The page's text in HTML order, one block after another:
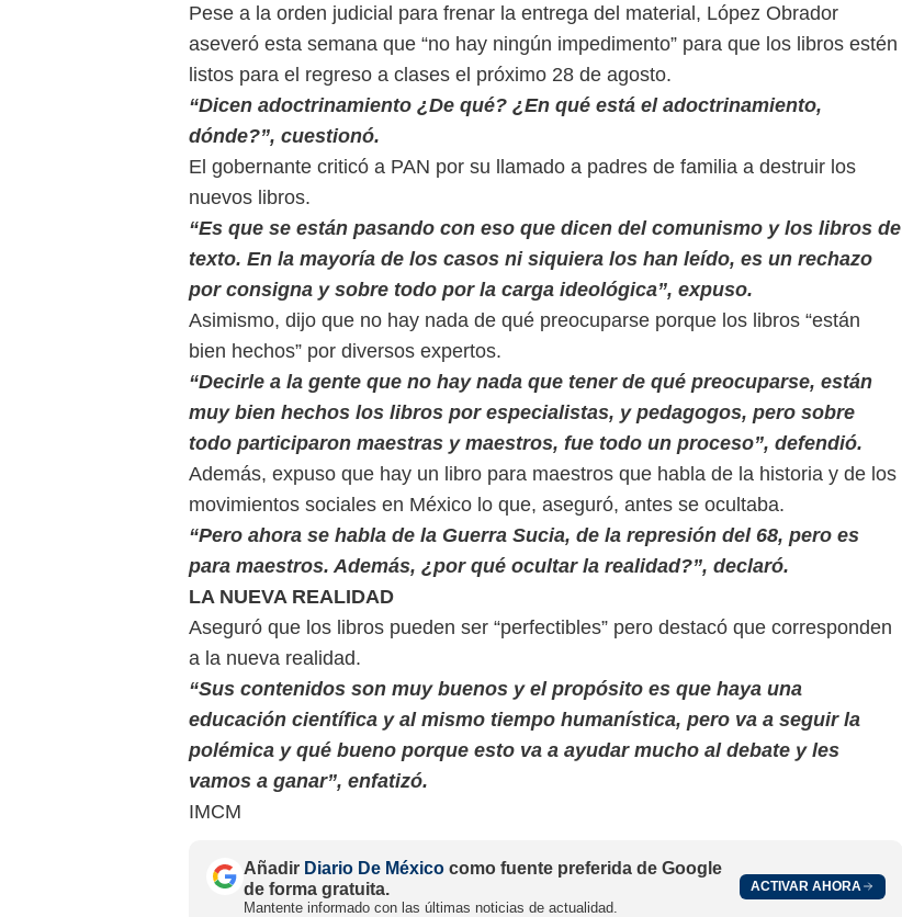
Pese a la orden judicial para frenar la entrega del material, López Obrador
aseveró esta semana que “no hay ningún impedimento” para que los libros estén
listos para el regreso a clases el próximo 28 de agosto.
“Dicen adoctrinamiento ¿De qué? ¿En qué está el adoctrinamiento,
dónde?”, cuestionó.
El gobernante criticó a PAN por su llamado a padres de familia a destruir los
nuevos libros.
“Es que se están pasando con eso que dicen del comunismo y los libros de
texto. En la mayoría de los casos ni siquiera los han leído, es un rechazo
por consigna y sobre todo por la carga ideológica”, expuso.
Asimismo, dijo que no hay nada de qué preocuparse porque los libros “están
bien hechos” por diversos expertos.
“Decirle a la gente que no hay nada que tener de qué preocuparse, están
muy bien hechos los libros por especialistas, y pedagogos, pero sobre
todo participaron maestras y maestros, fue todo un proceso”, defendió.
Además, expuso que hay un libro para maestros que habla de la historia y de los
movimientos sociales en México lo que, aseguró, antes se ocultaba.
“Pero ahora se habla de la Guerra Sucia, de la represión del 68, pero es
para maestros. Además, ¿por qué ocultar la realidad?”, declaró.
LA NUEVA REALIDAD
Aseguró que los libros pueden ser “perfectibles” pero destacó que corresponden
a la nueva realidad.
“Sus contenidos son muy buenos y el propósito es que haya una
educación científica y al mismo tiempo humanística, pero va a seguir la
polémica y qué bueno porque esto va a ayudar mucho al debate y les
vamos a ganar”, enfatizó.
IMCM
Añadir Diario De México como fuente preferida de Google
de forma gratuita.
Mantente informado con las últimas noticias de actualidad.
ACTIVAR AHORA